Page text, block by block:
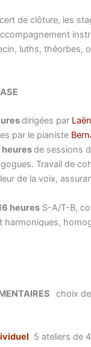
de clôture, les
luths, théorbes,
dirigées par
par le pianiste
heuresde sessions
Travail de
de la voix,
heures S-A/T-B,
harmoniques,
choix
5 ateliers de